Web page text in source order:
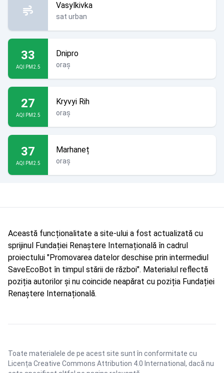
Vasylkivka
sat urban
33
AQI PM2.5
Dnipro
oraș
27
AQI PM2.5
Kryvyi Rih
oraș
37
AQI PM2.5
Marhaneț
oraș
Această funcționalitate a site-ului a fost actualizată cu
sprijinul Fundației Renaștere Internațională în cadrul
proiectului "Promovarea datelor deschise prin intermediul
SaveEcoBot în timpul stării de război". Materialul reflectă
poziția autorilor și nu coincide neapărat cu poziția Fundației
Renaștere Internațională.
Toate materialele de pe acest site sunt în conformitate cu
Licența Creative Commons Attribution 4.0 International , dacă nu